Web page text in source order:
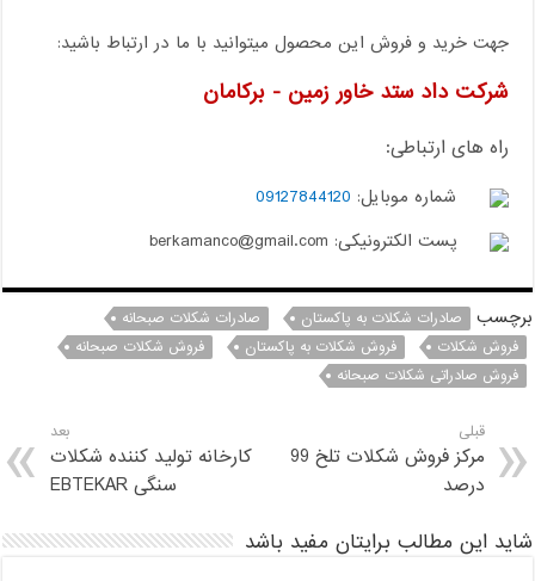
جهت خرید و فروش این محصول میتوانید با ما در ارتباط باشید:
شرکت داد ستد خاور زمین - برکامان
راه های ارتباطی:
شماره موبایل: 09127844120
پست الکترونیکی: berkamanco@gmail.com
برچسب صادرات شکلات به پاکستان
صادرات شکلات صبحانه
فروش شکلات
فروش شکلات به پاکستان
فروش شکلات صبحانه
فروش صادراتی شکلات صبحانه
قبلی
مرکز فروش شکلات تلخ 99
درصد
بعد
کارخانه تولید کننده شکلات
سنگی EBTEKAR
شاید این مطالب برایتان مفید باشد